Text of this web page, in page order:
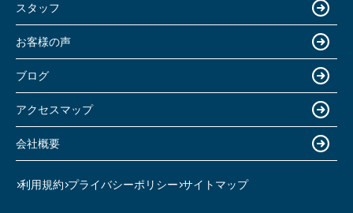
スタッフ
お客様の声
ブログ
アクセスマップ
会社概要
利用規約 プライバシーポリシー サイトマップ